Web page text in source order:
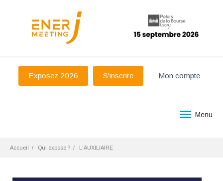
Exposez 2026 S'inscrire Mon compte
Menu
Accueil Qui expose ? L'AUXILIAIRE